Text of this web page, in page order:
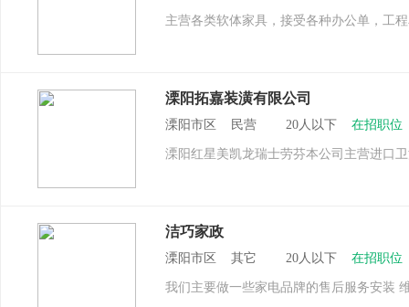
主营各类软体家具，接受各种办公单，工
溧阳拓嘉装潢有限公司
溧阳市区 民营 20人以下 在招职位
溧阳红星美凯龙瑞士劳芬本公司主营进口
洁巧家政
溧阳市区 其它 20人以下 在招职位
我们主要做一些家电品牌的售后服务安装